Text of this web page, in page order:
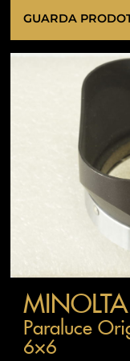
GUARDA
MINOLTA
Paraluce
6×6